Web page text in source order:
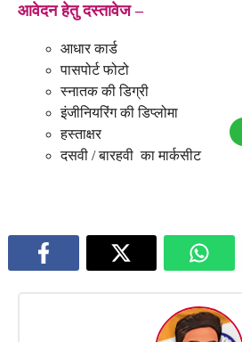
आवेदन हेतु दस्तावेज –
आधार कार्ड
पासपोर्ट फोटो
स्नातक की डिग्री
इंजीनियरिंग की डिप्लोमा
हस्ताक्षर
दसवी / बारहवी का मार्कसीट